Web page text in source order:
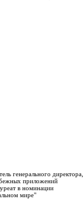
генерального директора,
приложений
в номинации
мире"